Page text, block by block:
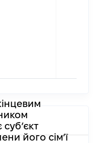
його сім’ї